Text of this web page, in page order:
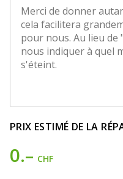
PRIX ESTIMÉ DE LA
0.– CHF